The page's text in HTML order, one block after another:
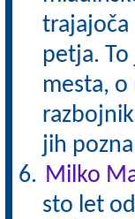
trajajoča
petja.
mesta,
jih
Milko
sto let